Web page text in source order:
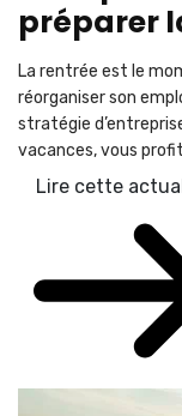
préparer
La rentrée est le
réorganiser son
stratégie
vacances, vous
Lire cette